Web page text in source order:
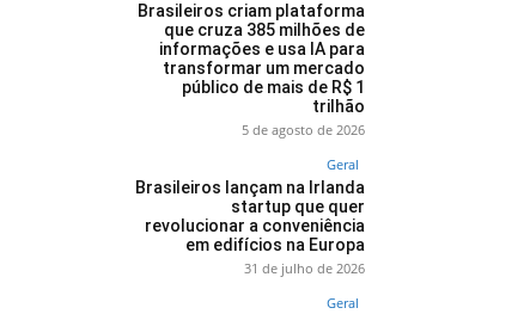
Brasileiros criam plataforma
que cruza 385 milhões de
informações e usa IA para
transformar um mercado
público de mais de R$ 1
trilhão
5 de agosto de 2026
Geral
Brasileiros lançam na Irlanda
startup que quer
revolucionar a conveniência
em edifícios na Europa
31 de julho de 2026
Geral